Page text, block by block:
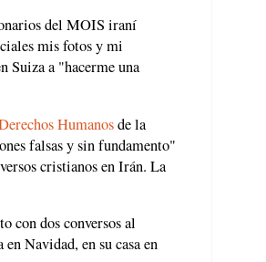
del MOIS iraní
mis fotos y mi
Suiza a "hacerme una
Humanosde la
falsas y sin fundamento"
cristianos en Irán. La
con dos conversos al
Navidad, en su casa en